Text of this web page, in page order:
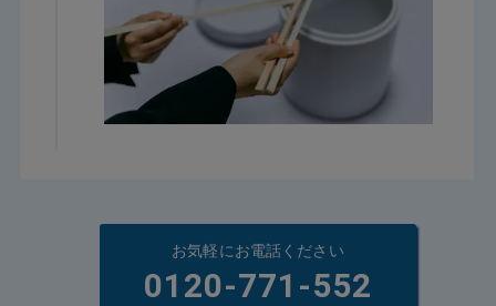
お気軽にお電話ください
0120-771-552